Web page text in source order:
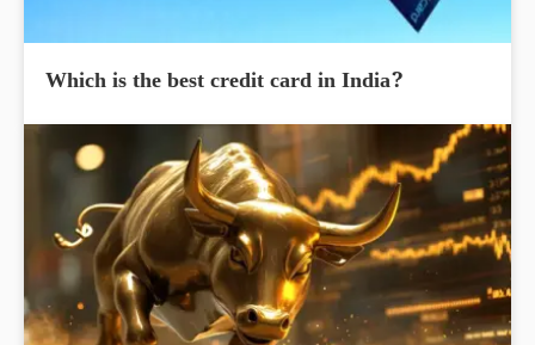
Which is the best credit card in India?